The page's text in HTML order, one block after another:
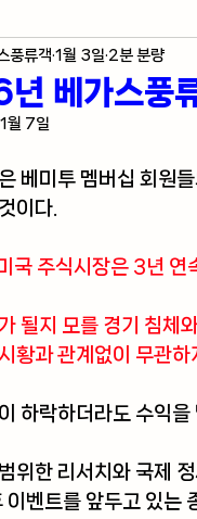
미국 경제 지표
베가스풍
풍류객 1월 3일 2분 분량
1월 7일
베미투 멤버십 회원
이다.
국 주식시장은 3년
될지 모를 경기 침체
황과 관계없이 무관
하락하더라도 수익
위한 리서치와 국제
이벤트를 앞두고 있는